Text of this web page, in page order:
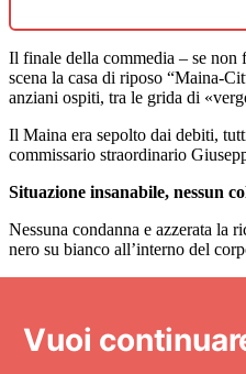
Il finale della commedia – se non
scena la casa di riposo “Maina-
anziani ospiti, tra le grida di
Il Maina era sepolto dai debiti,
commissario straordinario
Situazione insanabile, nessun
Nessuna condanna e azzerata la
nero su bianco all’interno del
Vuoi